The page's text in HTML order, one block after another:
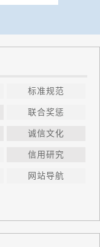
标准规范
联合奖惩
诚信文化
信用研究
网站导航